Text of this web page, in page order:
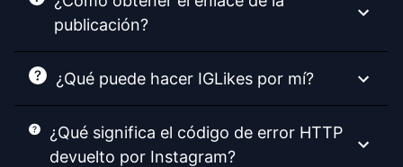
publicación?
¿Qué puede hacer IGLikes por mí?
¿Qué significa el código de error HTTP
devuelto por Instagram?